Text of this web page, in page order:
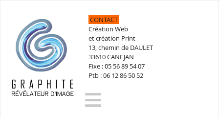
CONTACT
Création Web
et création Print
13, chemin de DAULET
33610 CANEJAN
Fixe : 05 56 89 54 07
Ptb : 06 12 86 50 52
≡